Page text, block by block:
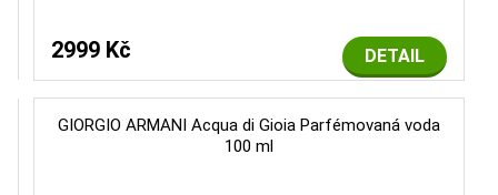
DETAIL
2999 Kč
GIORGIO ARMANI Acqua di Gioia Parfémovaná voda
100 ml